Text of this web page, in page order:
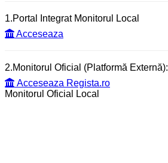
1.Portal Integrat Monitorul Local
Acceseaza
2.Monitorul Oficial (Platformă Externă):
Acceseaza Regista.ro
Monitorul Oficial Local